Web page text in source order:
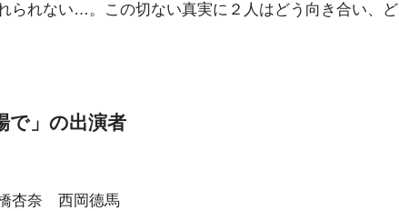
られない…。この切ない真実に２人はどう向き合い、ど
で」の出演者
杏奈 西岡德馬